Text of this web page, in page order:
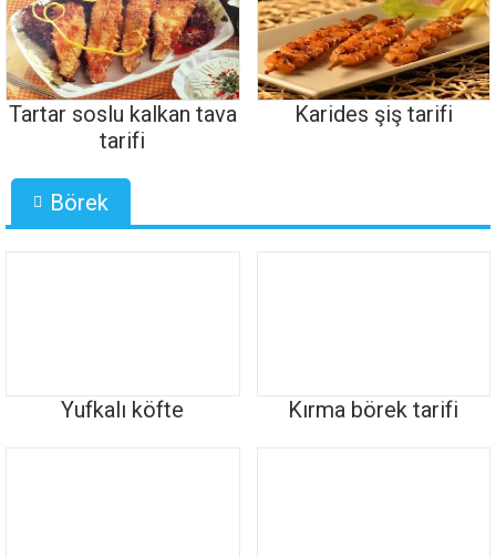
Tartar soslu kalkan tava
tarifi
Karides şiş tarifi
Börek
Yufkalı köfte Kırma börek tarifi